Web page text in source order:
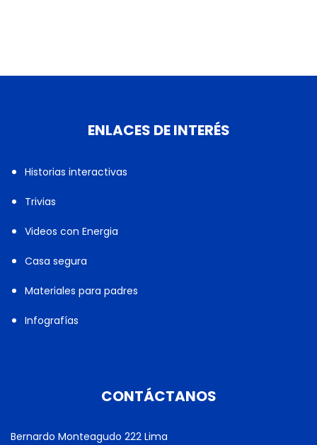
ENLACES DE INTERÉS
Historias interactivas
Trivias
Videos con Energia
Casa segura
Materiales para padres
Infografías
CONTÁCTANOS
Bernardo Monteagudo 222 Lima